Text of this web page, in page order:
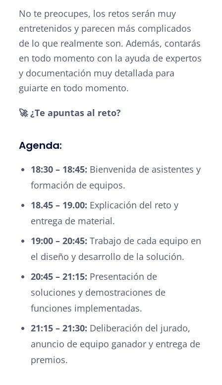
No te preocupes, los retos serán muy
entretenidos y parecen más complicados
de lo que realmente son. Además, contarás
en todo momento con la ayuda de expertos
y documentación muy detallada para
guiarte en todo momento.
🚀 ¿Te apuntas al reto?
Agenda:
18:30 – 18:45: Bienvenida de asistentes y
formación de equipos.
18.45 – 19.00: Explicación del reto y
entrega de material.
19:00 – 20:45: Trabajo de cada equipo en
el diseño y desarrollo de la solución.
20:45 – 21:15: Presentación de
soluciones y demostraciones de
funciones implementadas.
21:15 – 21:30: Deliberación del jurado,
anuncio de equipo ganador y entrega de
premios.